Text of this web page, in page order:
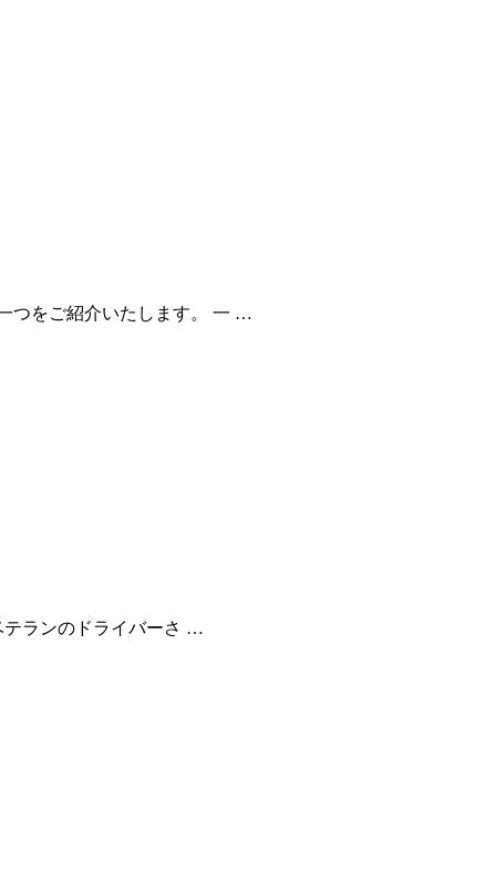
つをご紹介いたします。 一 …
テランのドライバーさ …